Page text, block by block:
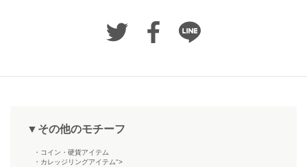
▼その他のモチーフ
・コイン・硬貨アイテム
・カレッジリングアイテム">